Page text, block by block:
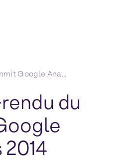
Compte-rendu du Summit Google Analytics 2014
du